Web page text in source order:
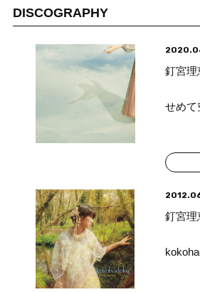
DISCOGRAPHY
釘宮理
せめて
釘宮理